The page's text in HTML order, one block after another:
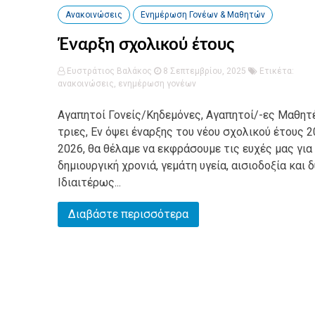
Ανακοινώσεις Ενημέρωση Γονέων & Μαθητών
Έναρξη σχολικού έτους
Ευστράτιος Βαλάκος 8 Σεπτεμβρίου, 2025
Ετικέτα:
ανακοινώσεις, ενημέρωση γονέων
Αγαπητοί Γονείς/Κηδεμόνες, Αγαπητοί/-ες
τριες, Εν όψει έναρξης του νέου σχολικού έτους
2026, θα θέλαμε να εκφράσουμε τις ευχές μας για
δημιουργική χρονιά, γεμάτη υγεία, αισιοδοξία και
Ιδιαιτέρως...
Διαβάστε περισσότερα